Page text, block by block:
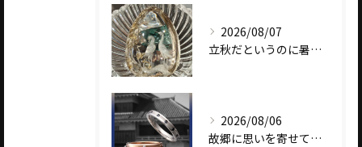
2026/08/07
立秋だというのに暑いですね
2026/08/06
故郷に思いを寄せて～オリジナルブランド【Shinano(しな...